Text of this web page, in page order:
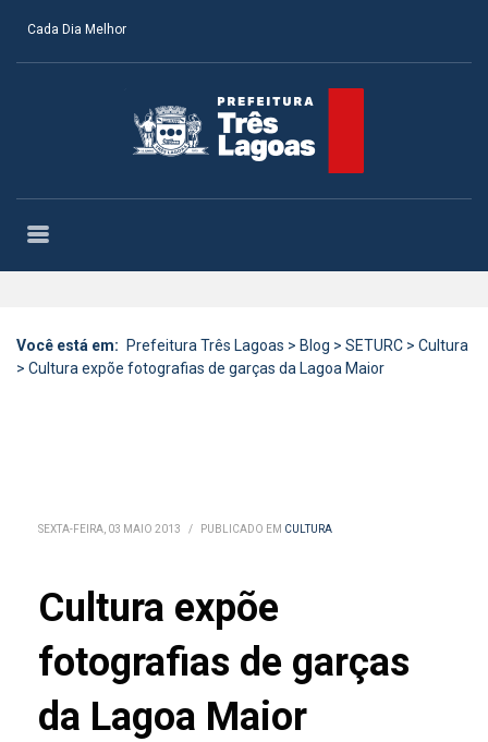
Cada Dia Melhor
Você está em: Prefeitura Três Lagoas > Blog > SETURC > Cultura
> Cultura expõe fotografias de garças da Lagoa Maior
SEXTA-FEIRA, 03 MAIO 2013 / PUBLICADO EM CULTURA
Cultura expõe
fotografias de garças
da Lagoa Maior